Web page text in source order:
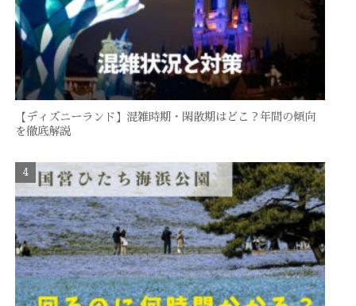
【ディズニーランド】混雑時期・閑散期はどこ？年間の傾向
を徹底解説